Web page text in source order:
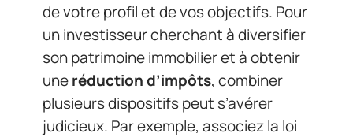
de votre profil et de vos objectifs. Pour
un investisseur cherchant à diversifier
son patrimoine immobilier et à obtenir
uneréduction d’impôts, combiner
plusieurs dispositifs peut s’avérer
judicieux. Par exemple, associez la loi